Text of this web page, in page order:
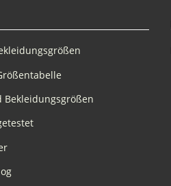
Bekleidungsgrößen